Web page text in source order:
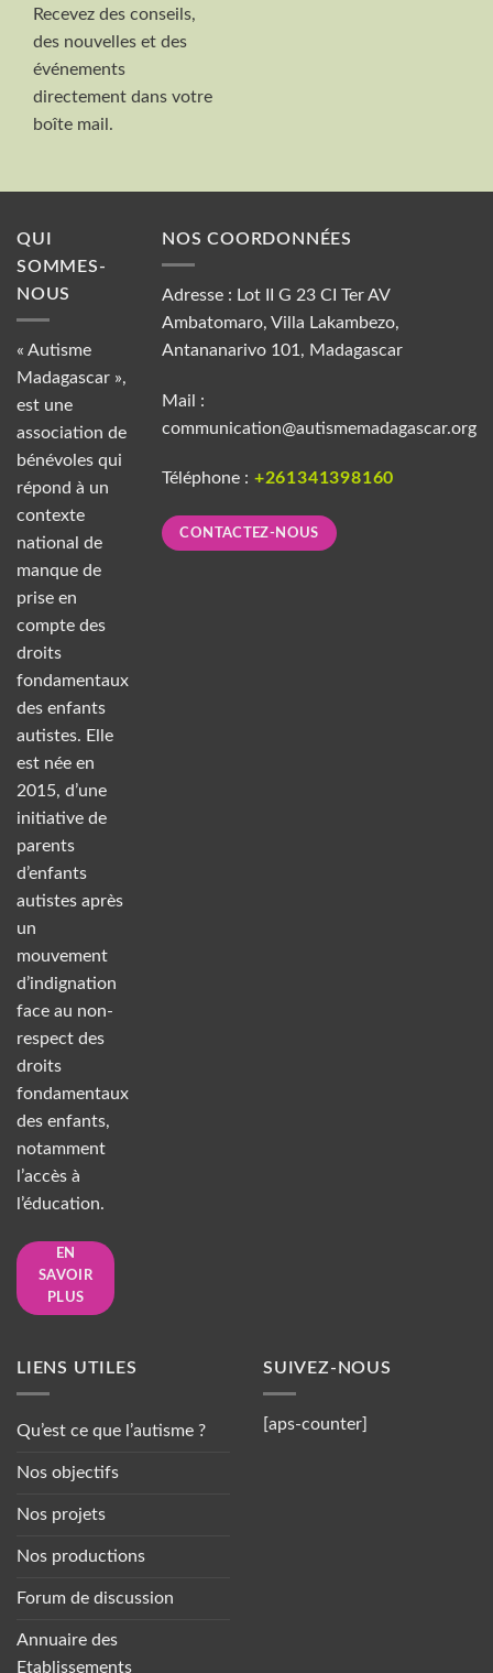
Recevez des conseils,
des nouvelles et des
événements
directement dans votre
boîte mail.
QUI
SOMMES-
NOUS
« Autisme
Madagascar »,
est une
association de
bénévoles qui
répond à un
contexte
national de
manque de
prise en
compte des
droits
fondamentaux
des enfants
autistes. Elle
est née en
2015, d’une
initiative de
parents
d’enfants
autistes après
un
mouvement
d’indignation
face au non-
respect des
droits
fondamentaux
des enfants,
notamment
l’accès à
l’éducation.
EN
SAVOIR
PLUS
NOS COORDONNÉES
Adresse : Lot II G 23 CI Ter AV
Ambatomaro, Villa Lakambezo,
Antananarivo 101, Madagascar
Mail :
communication@autismemadagascar.org
Téléphone : +261341398160
CONTACTEZ-NOUS
LIENS UTILES
Qu’est ce que l’autisme ?
Nos objectifs
Nos projets
Nos productions
Forum de discussion
Annuaire des
Etablissements
SUIVEZ-NOUS
[aps-counter]